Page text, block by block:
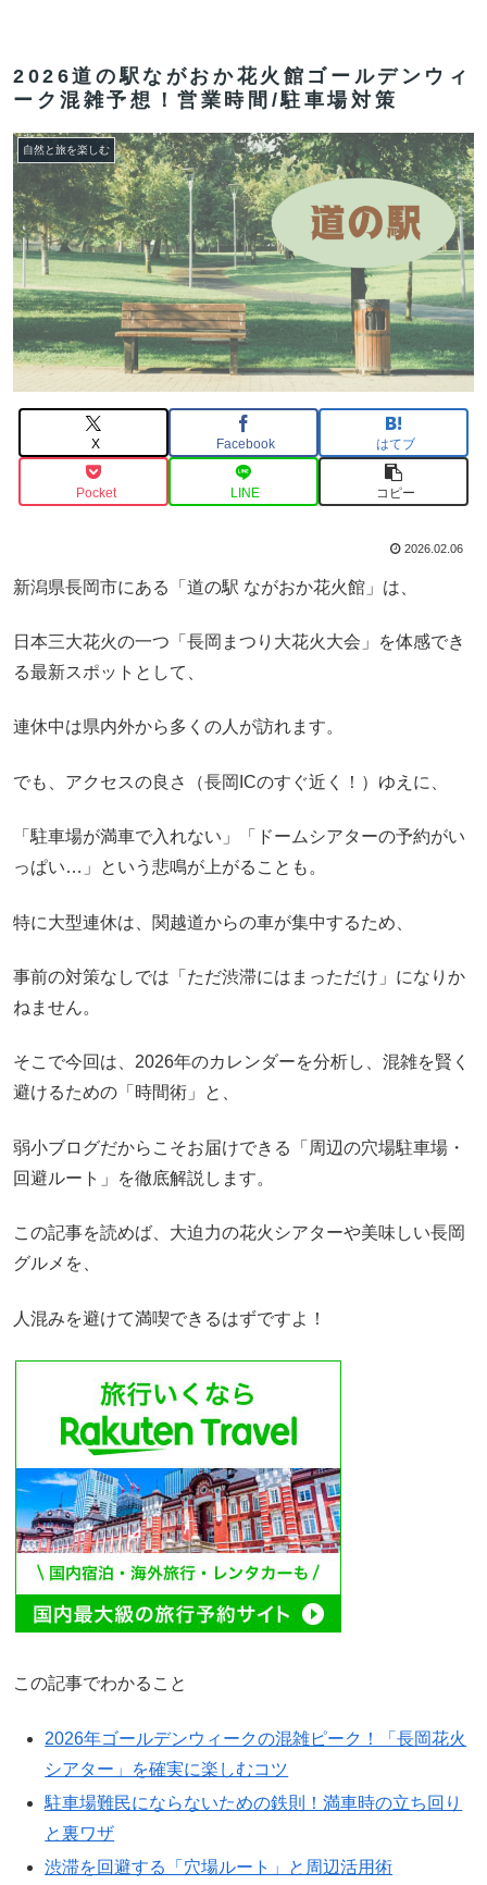
2026道の駅ながおか花火館ゴールデンウィ
ーク混雑予想！営業時間/駐車場対策
自然と旅を楽しむ
X Facebook はてブ
Pocket LINE コピー
2026.02.06
新潟県長岡市にある「道の駅 ながおか花火館」は、
日本三大花火の一つ「長岡まつり大花火大会」を体感でき
る最新スポットとして、
連休中は県内外から多くの人が訪れます。
でも、アクセスの良さ（長岡ICのすぐ近く！）ゆえに、
「駐車場が満車で入れない」「ドームシアターの予約がい
っぱい…」という悲鳴が上がることも。
特に大型連休は、関越道からの車が集中するため、
事前の対策なしでは「ただ渋滞にはまっただけ」になりか
ねません。
そこで今回は、2026年のカレンダーを分析し、混雑を賢く
避けるための「時間術」と、
弱小ブログだからこそお届けできる「周辺の穴場駐車場・
回避ルート」を徹底解説します。
この記事を読めば、大迫力の花火シアターや美味しい長岡
グルメを、
人混みを避けて満喫できるはずですよ！
この記事でわかること
2026年ゴールデンウィークの混雑ピーク！「長岡花火
シアター」を確実に楽しむコツ
駐車場難民にならないための鉄則！満車時の立ち回り
と裏ワザ
渋滞を回避する「穴場ルート」と周辺活用術